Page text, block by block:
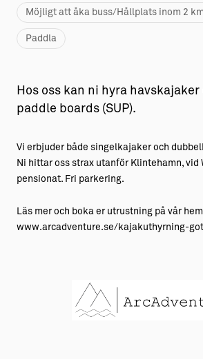
Möjligt att åka buss/Hållplats inom 2 km
Paddla
Hos oss kan ni hyra
paddle boards (SUP).
Vi erbjuder både singelkajaker och
Ni hittar oss strax utanför Klintehamn, vid
pensionat. Fri parkering.
Läs mer och boka er utrustning på vår
www.arcadventure.se/kajakuthyrning-